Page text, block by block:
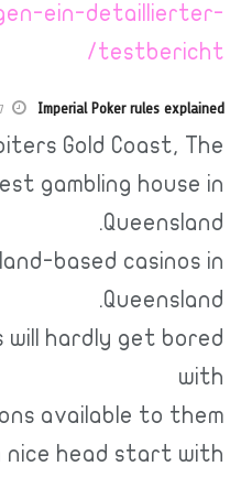
ein-
Imperial Poker rules 7 أشهر ago
Jupiters Gold
oldest gambling
big land-based
will hardly get
options available to
a nice head start